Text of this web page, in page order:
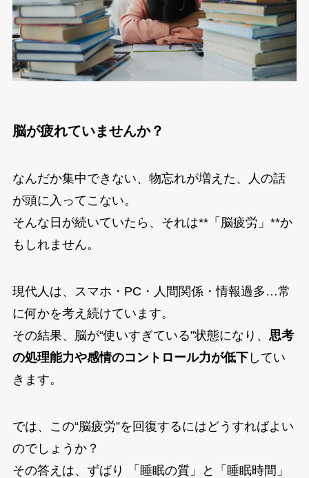
脳が疲れていませんか？
なんだか集中できない、物忘れが増えた、人の話
が頭に入ってこない。
そんな日が続いていたら、それは**「脳疲労」**か
もしれません。
現代人は、スマホ・PC・人間関係・情報過多…常
に何かを考え続けています。
その結果、脳が“使いすぎている”状態になり、 思考
の処理能力や感情のコントロール力が低下してい
きます。
では、この“脳疲労”を回復するにはどうすればよい
のでしょうか？
その答えは、ずばり 「睡眠の質」と「睡眠時間」